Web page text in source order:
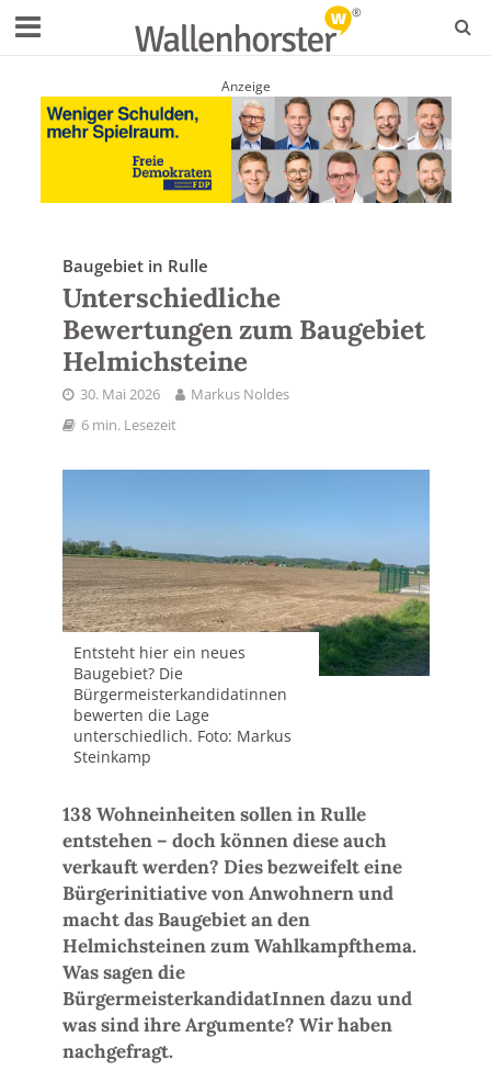
Anzeige
Baugebiet in Rulle
Unterschiedliche
Bewertungen zum Baugebiet
Helmichsteine
30. Mai 2026
Markus Noldes
6 min. Lesezeit
Entsteht hier ein neues
Baugebiet? Die
Bürgermeisterkandidatinnen
bewerten die Lage
unterschiedlich. Foto: Markus
Steinkamp
138 Wohneinheiten sollen in Rulle
entstehen – doch können diese auch
verkauft werden? Dies bezweifelt eine
Bürgerinitiative von Anwohnern und
macht das Baugebiet an den
Helmichsteinen zum Wahlkampfthema.
Was sagen die
BürgermeisterkandidatInnen dazu und
was sind ihre Argumente? Wir haben
nachgefragt.